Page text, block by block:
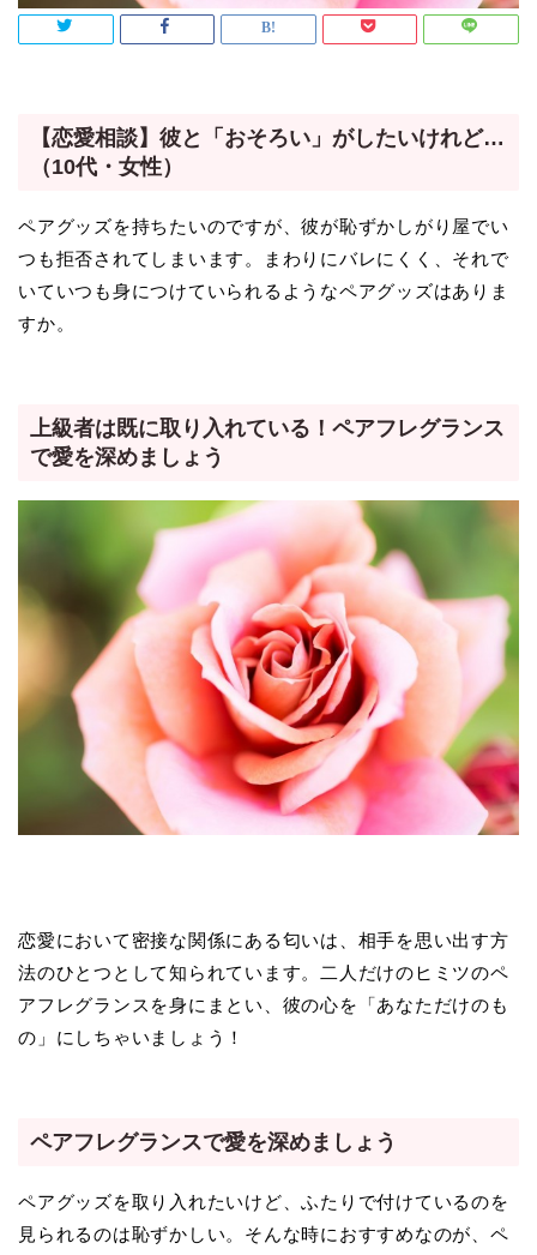
【恋愛相談】彼と「おそろい」がしたいけれど…
（10代・女性）
ペアグッズを持ちたいのですが、彼が恥ずかしがり屋でい
つも拒否されてしまいます。まわりにバレにくく、それで
いていつも身につけていられるようなペアグッズはありま
すか。
上級者は既に取り入れている！ペアフレグランス
で愛を深めましょう
恋愛において密接な関係にある匂いは、相手を思い出す方
法のひとつとして知られています。二人だけのヒミツのペ
アフレグランスを身にまとい、彼の心を「あなただけのも
の」にしちゃいましょう！
ペアフレグランスで愛を深めましょう
ペアグッズを取り入れたいけど、ふたりで付けているのを
見られるのは恥ずかしい。そんな時におすすめなのが、ペ